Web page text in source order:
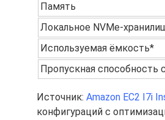
Память
Локальное NVMe-
Используемая ёмкость*
Пропускная способность
Источник: Amazon EC2 I7i
конфигураций с